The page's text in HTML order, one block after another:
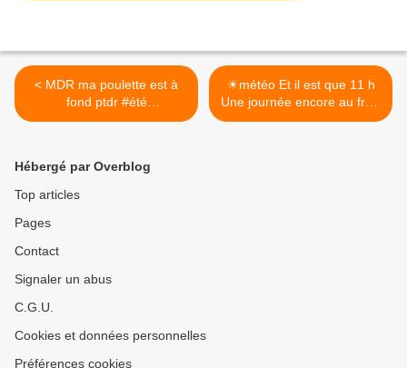
< MDR ma poulette est à
fond ptdr #été
#lemondedezazambpz
☀météo ️Et il est que 11 h
Une journée encore au frais
aujourd'hui. >
Hébergé par Overblog
Top articles
Pages
Contact
Signaler un abus
C.G.U.
Cookies et données personnelles
Préférences cookies